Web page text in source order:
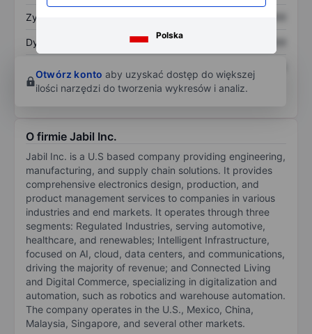
Polska
Zysk na akcję
Dywidenda na akcję XXXXXXX
własnego
Otwórz konto aby uzyskać dostęp do większej
ilości narzędzi do tworzenia wykresów i analiz.
O firmie Jabil Inc.
Jabil Inc. is a U.S based company providing engineering,
manufacturing, and supply chain solutions. It provides
comprehensive electronics design, production, and
product management services to companies in various
industries and end markets. It operates through three
segments: Regulated Industries, serving automotive,
healthcare, and renewables; Intelligent Infrastructure,
focused on AI, cloud, data centers, and communications,
driving the majority of revenue; and Connected Living
and Digital Commerce, specializing in digitalization and
automation, such as robotics and warehouse automation.
The company operates in the U.S., Mexico, China,
Malaysia, Singapore, and several other markets.